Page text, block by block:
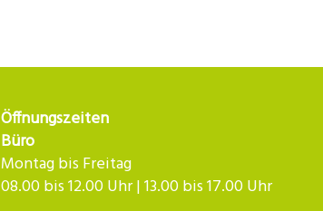
Öffnungszeiten
Büro
Montag bis Freitag
08.00 bis 12.00 Uhr | 13.00 bis 17.00 Uhr